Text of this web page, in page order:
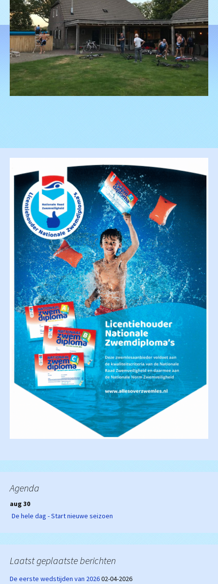
Agenda
aug 30
De hele dag - Start nieuwe seizoen
Laatst geplaatste berichten
De eerste wedstijden van 202602-04-2026